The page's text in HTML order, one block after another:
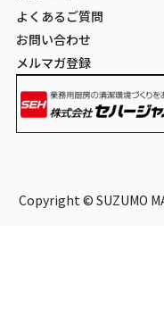
よくあるご質問
お問い合わせ
メルマガ登録
Copyright © SUZUMO